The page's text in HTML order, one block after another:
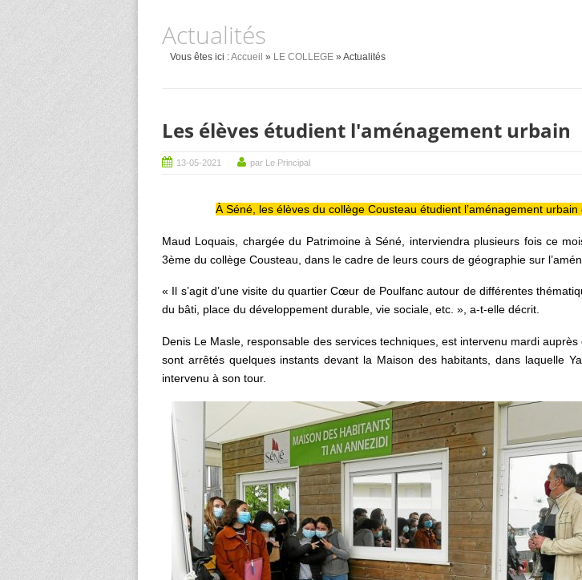
Actualités
Vous êtes ici :Accueil » LE COLLEGE » Actualités
Les élèves étudient l'aménagement urbain
13-05-2021 par Le Principal
À Séné, les élèves du collège Cousteau étudient l’aménagement
Maud Loquais, chargée du Patrimoine à Séné, interviendra plusieurs fois ce
3ème du collège Cousteau, dans le cadre de leurs cours de géographie sur
« Il s’agit d’une visite du quartier Cœur de Poulfanc autour de différentes
du bâti, place du développement durable, vie sociale, etc. », a-t-elle décrit.
Denis Le Masle, responsable des services techniques, est intervenu mardi
sont arrêtés quelques instants devant la Maison des habitants, dans laquelle
intervenu à son tour.